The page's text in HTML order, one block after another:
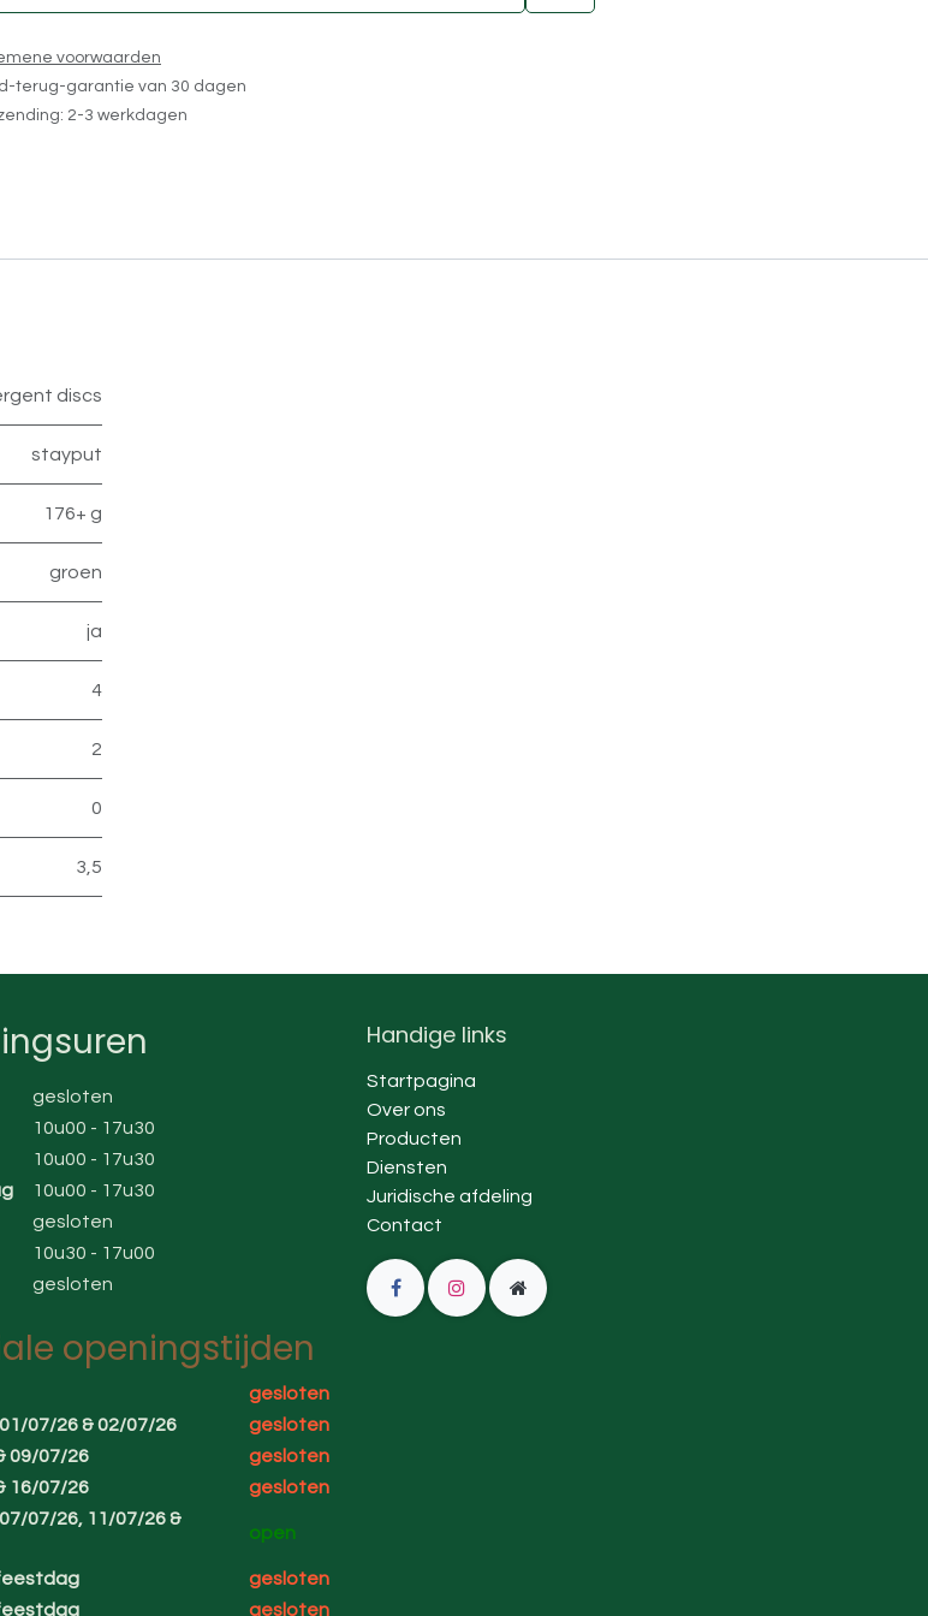
voorwaarden
terug-garantie van 30 dagen
2-3 werkdagen
discs
stayput
176+ g
groen
ja
4
2
0
3,5
gesloten
10u00 - 17u30
10u00 - 17u30
10u00 - 17u30
gesloten
10u30 - 17u00
gesloten
openingstijden
gesloten
07/26 & 02/07/26
gesloten
09/07/26
gesloten
16/07/26
gesloten
07/26, 11/07/26 &
open
gesloten
gesloten
Handige links
Startpagina
Over ons
Producten
Diensten
Juridische afdeling
Contact